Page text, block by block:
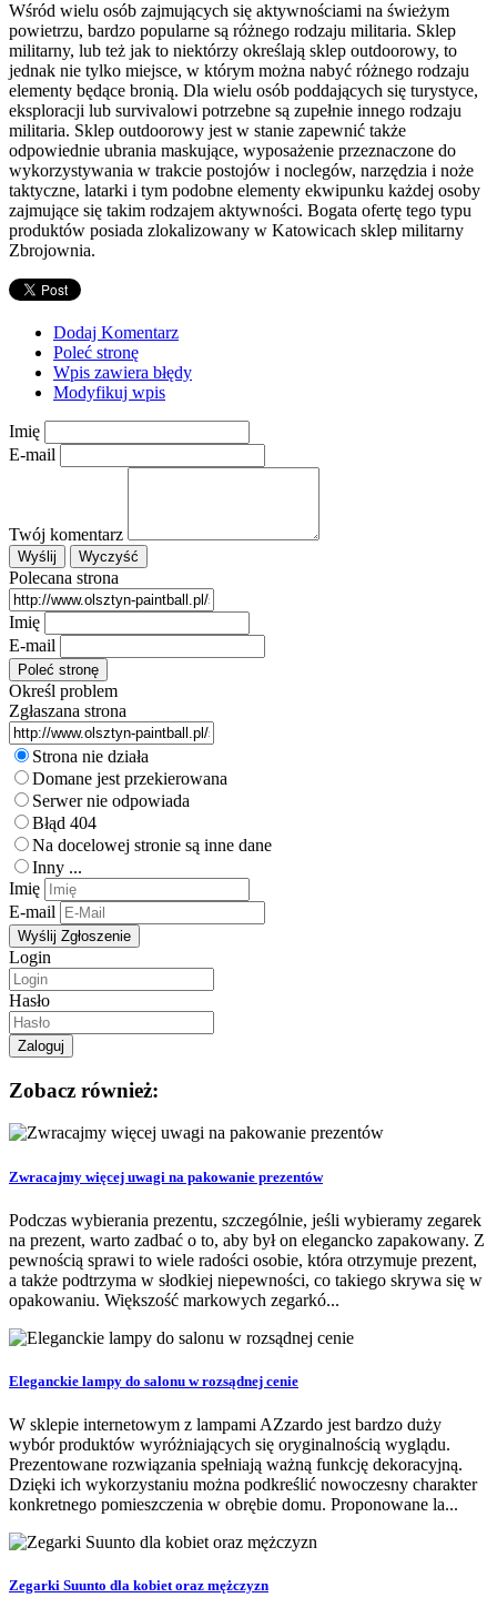
Wśród wielu osób zajmujących się aktywnościami na świeżym
powietrzu, bardzo popularne są różnego rodzaju militaria. Sklep
militarny, lub też jak to niektórzy określają sklep outdoorowy, to
jednak nie tylko miejsce, w którym można nabyć różnego rodzaju
elementy będące bronią. Dla wielu osób poddających się turystyce,
eksploracji lub survivalowi potrzebne są zupełnie innego rodzaju
militaria. Sklep outdoorowy jest w stanie zapewnić także
odpowiednie ubrania maskujące, wyposażenie przeznaczone do
wykorzystywania w trakcie postojów i noclegów, narzędzia i noże
taktyczne, latarki i tym podobne elementy ekwipunku każdej osoby
zajmujące się takim rodzajem aktywności. Bogata ofertę tego typu
produktów posiada zlokalizowany w Katowicach sklep militarny
Zbrojownia.
Dodaj Komentarz
Poleć stronę
Wpis zawiera błędy
Modyfikuj wpis
Imię
E-mail
Twój komentarz
Polecana strona
Imię
E-mail
Określ problem
Zgłaszana strona
Strona nie działa
Domane jest przekierowana
Serwer nie odpowiada
Błąd 404
Na docelowej stronie są inne dane
Inny ...
Imię
E-mail
Login
Hasło
Zobacz również:
Zwracajmy więcej uwagi na pakowanie prezentów
Podczas wybierania prezentu, szczególnie, jeśli wybieramy zegarek
na prezent, warto zadbać o to, aby był on elegancko zapakowany. Z
pewnością sprawi to wiele radości osobie, która otrzymuje prezent,
a także podtrzyma w słodkiej niepewności, co takiego skrywa się w
opakowaniu. Większość markowych zegarkó...
Eleganckie lampy do salonu w rozsądnej cenie
W sklepie internetowym z lampami AZzardo jest bardzo duży
wybór produktów wyróżniających się oryginalnością wyglądu.
Prezentowane rozwiązania spełniają ważną funkcję dekoracyjną.
Dzięki ich wykorzystaniu można podkreślić nowoczesny charakter
konkretnego pomieszczenia w obrębie domu. Proponowane la...
Zegarki Suunto dla kobiet oraz mężczyzn